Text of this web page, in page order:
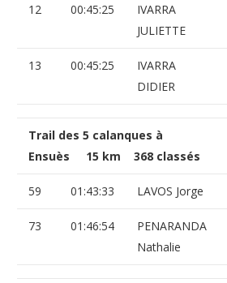
12 00:45:25
IVARRA
JULIETTE
13 00:45:25
IVARRA
DIDIER
Trail des 5 calanques à
Ensuès 15 km 368 classés
59 01:43:33 LAVOS Jorge
73 01:46:54
PENARANDA
Nathalie